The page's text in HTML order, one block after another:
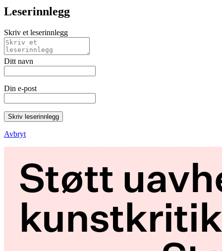
Leserinnlegg
Skriv et leserinnlegg
Ditt navn
Din e-post
Skriv leserinnlegg
Avbryt